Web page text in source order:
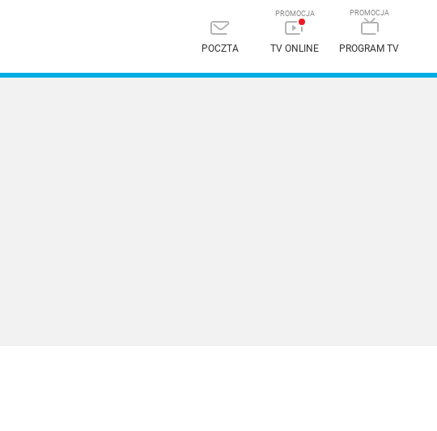
POCZTA TV ONLINE PROGRAM TV